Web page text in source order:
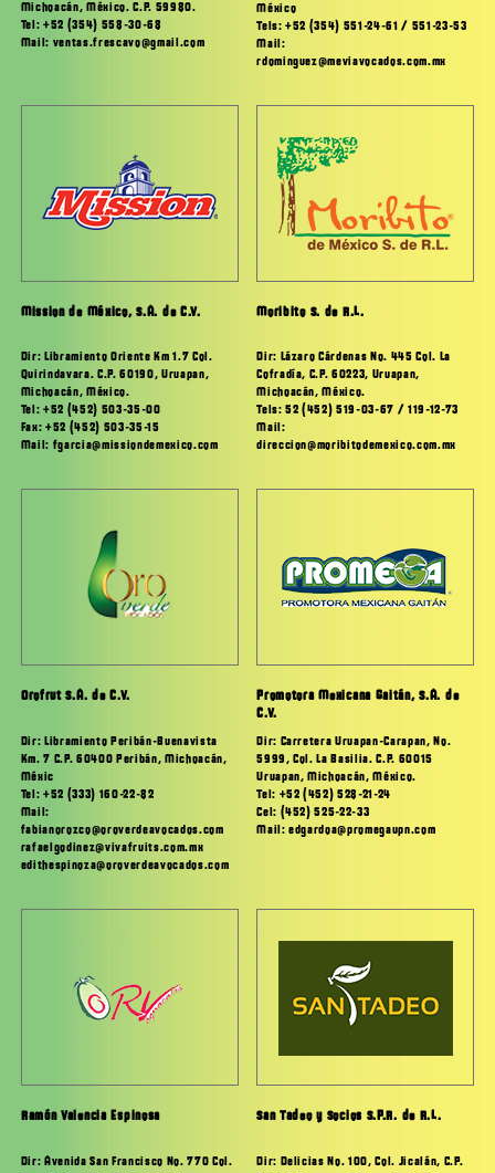
Michoacán, México. C.P. 59980.
Tel: +52 (354) 558-30-68
Mail: ventas.frescavo@gmail.com
México
Tels: +52 (354) 551-24-61 / 551-23-53
Mail:
rdominguez@meviavocados.com.mx
Mission de México, S.A. de C.V.
Dir: Libramiento Oriente Km 1.7 Col.
Quirindavara. C.P. 60190, Uruapan,
Michoacán, México.
Tel: +52 (452) 503-35-00
Fax: +52 (452) 503-35-15
Mail: fgarcia@missiondemexico.com
Moribito S. de R.L.
Dir: Lázaro Cárdenas No. 445 Col. La
Cofradía, C.P. 60223, Uruapan,
Michoacán, México.
Tels: 52 (452) 519-03-67 / 119-12-73
Mail:
direccion@moribitodemexico.com.mx
Orofrut S.A. de C.V.
Dir: Libramiento Peribán-Buenavista
Km. 7 C.P. 60400 Peribán, Michoacán,
Méxic
Tel: +52 (333) 160-22-82
Mail:
fabianorozco@oroverdeavocados.com
rafaelgodinez@vivafruits.com.mx
edithespinoza@oroverdeavocados.com
Promotora Mexicana Gaitán, S.A. de
C.V.
Dir: Carretera Uruapan-Carapan, No.
5999, Col. La Basilia. C.P. 60015
Uruapan, Michoacán, México.
Tel: +52 (452) 528-21-24
Cel: (452) 525-22-33
Mail: edgardoa@promegaupn.com
Ramón Valencia Espinosa
Dir: Avenida San Francisco No. 770 Col.
San Tadeo y Socios S.P.R. de R.L.
Dir: Delicias No. 100, Col. Jicalán, C.P.